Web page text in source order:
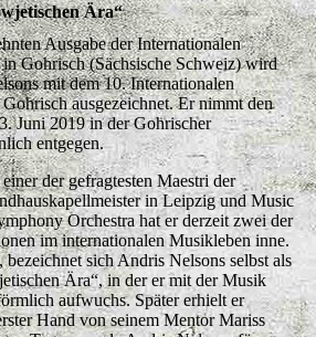
Ära“
Ausgabe der Internationalen
Gohrisch (Sächsische Schweiz) wird
mit dem 10. Internationalen
ausgezeichnet. Er nimmt den
Juni 2019 in der Gohrischer
entgegen.
der gefragtesten Maestri der
in Leipzig und Music
Orchestra hat er derzeit zwei der
im internationalen Musikleben inne.
sich Andris Nelsons selbst als
Ära“, in der er mit der Musik
aufwuchs. Später erhielt er
Hand von seinem Mentor Mariss